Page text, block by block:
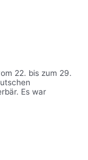
22. bis zum 29.
Es war